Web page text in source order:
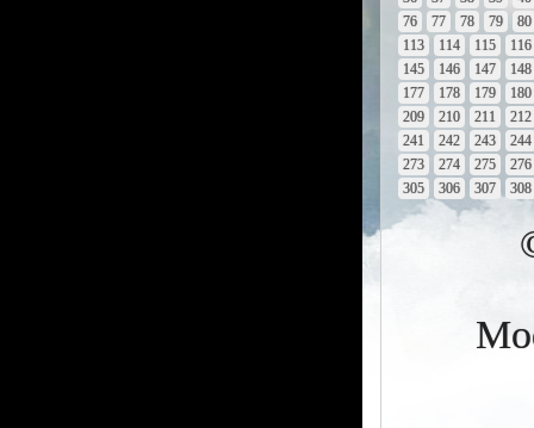
76
77 78 79
80
113
114 115
116
145
146 147
148
177
178 179
180
209
210 211
212
241
242 243
244
273
274 275
276
305
306 307 308